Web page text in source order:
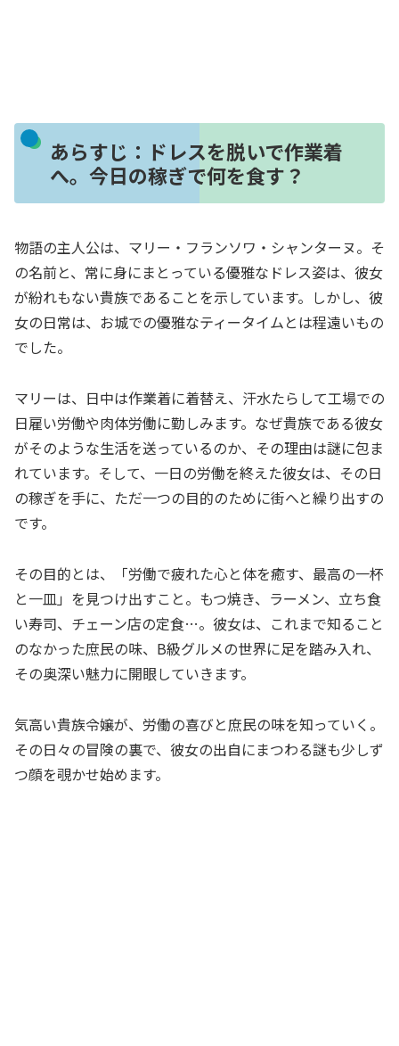
あらすじ：ドレスを脱いで作業着
へ。今日の稼ぎで何を食す？
物語の主人公は、マリー・フランソワ・シャンターヌ。そ
の名前と、常に身にまとっている優雅なドレス姿は、彼女
が紛れもない貴族であることを示しています。しかし、彼
女の日常は、お城での優雅なティータイムとは程遠いもの
でした。
マリーは、日中は作業着に着替え、汗水たらして工場での
日雇い労働や肉体労働に勤しみます。なぜ貴族である彼女
がそのような生活を送っているのか、その理由は謎に包ま
れています。そして、一日の労働を終えた彼女は、その日
の稼ぎを手に、ただ一つの目的のために街へと繰り出すの
です。
その目的とは、「労働で疲れた心と体を癒す、最高の一杯
と一皿」を見つけ出すこと。もつ焼き、ラーメン、立ち食
い寿司、チェーン店の定食…。彼女は、これまで知ること
のなかった庶民の味、B級グルメの世界に足を踏み入れ、
その奥深い魅力に開眼していきます。
気高い貴族令嬢が、労働の喜びと庶民の味を知っていく。
その日々の冒険の裏で、彼女の出自にまつわる謎も少しず
つ顔を覗かせ始めます。